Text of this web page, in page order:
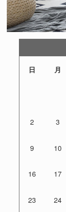
日 月
2 3
9 10
16 17
23 24